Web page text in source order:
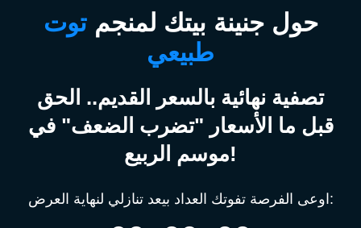
حول جنينة بيتك لمنجمتوت
طبيعي
تصفية نهائية بالسعر القديم.. الحق
قبل ما الأسعار "تضرب الضعف" في
موسم الربيع!
اوعى الفرصة تفوتك العداد بيعد تنازلي لنهاية العرض: